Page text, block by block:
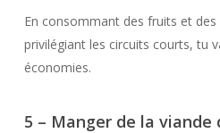
En consommant des fruits et
privilégiant les circuits courts, tu
économies.
5 – Manger de la viande